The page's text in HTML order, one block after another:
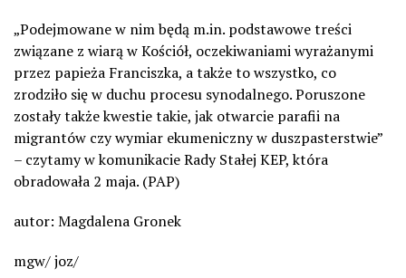
„Podejmowane w nim będą m.in. podstawowe treści
związane z wiarą w Kościół, oczekiwaniami wyrażanymi
przez papieża Franciszka, a także to wszystko, co
zrodziło się w duchu procesu synodalnego. Poruszone
zostały także kwestie takie, jak otwarcie parafii na
migrantów czy wymiar ekumeniczny w duszpasterstwie”
– czytamy w komunikacie Rady Stałej KEP, która
obradowała 2 maja. (PAP)
autor: Magdalena Gronek
mgw/ joz/